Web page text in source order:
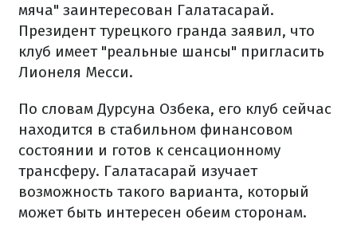
мяча" заинтересован Галатасарай.
Президент турецкого гранда заявил, что
клуб имеет "реальные шансы" пригласить
Лионеля Месси.
По словам Дурсуна Озбека, его клуб сейчас
находится в стабильном финансовом
состоянии и готов к сенсационному
трансферу. Галатасарай изучает
возможность такого варианта, который
может быть интересен обеим сторонам.